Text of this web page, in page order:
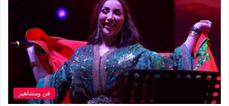
فن ومشاهير